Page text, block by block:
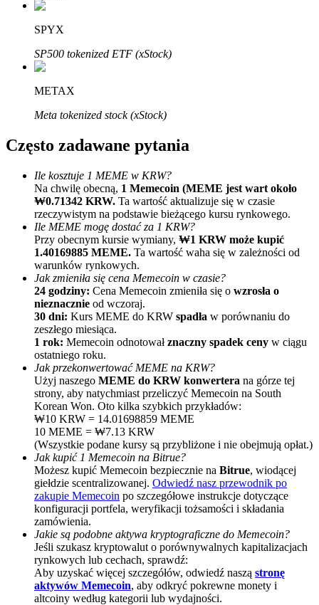
Afiliaci Bitrue
Aż do 65% prowizji!
Polecaj
Zaproś przyjaciela, aby otrzymać nagrody pieniężne
Deposit CASHCAT & Win
Deposit CASHCAT & Win
Share 500000 CASHCAT prize pool
Exclusive for BitMart Users
Register & Trade to Win 500,000 USDT
SPYX
SP500 tokenized ETF (xStock)
METAX
Meta tokenized stock (xStock)
Często zadawane pytania
Ile kosztuje 1 MEME w KRW?
Na chwilę obecną, 1 Memecoin (MEME jest wart około
₩0.71342 KRW. Ta wartość aktualizuje się w czasie
rzeczywistym na podstawie bieżącego kursu rynkowego.
Ile MEME mogę dostać za 1 KRW?
Przy obecnym kursie wymiany, ₩1 KRW może kupić
1.40169885 MEME. Ta wartość waha się w zależności od
warunków rynkowych.
Jak zmieniła się cena Memecoin w czasie?
24 godziny: Cena Memecoin zmieniła się o wzrosła o
nieznacznie od wczoraj.
30 dni: Kurs MEME do KRW spadła w porównaniu do
zeszłego miesiąca.
1 rok: Memecoin odnotowałznaczny spadek ceny w ciągu
ostatniego roku.
Jak przekonwertować MEME na KRW?
Użyj naszego MEME do KRW konwertera na górze tej
strony, aby natychmiast przeliczyć Memecoin na South
Korean Won. Oto kilka szybkich przykładów:
₩10 KRW = 14.01698859 MEME
10 MEME = ₩7.13 KRW
(Wszystkie podane kursy są przybliżone i nie obejmują opłat.)
Jak kupić 1 Memecoin na Bitrue?
Możesz kupić Memecoin bezpiecznie na Bitrue, wiodącej
giełdzie scentralizowanej. Odwiedź nasz przewodnik po
zakupie Memecoin po szczegółowe instrukcje dotyczące
konfiguracji portfela, weryfikacji tożsamości i składania
zamówienia.
Jakie są podobne aktywa kryptograficzne do Memecoin?
Jeśli szukasz kryptowalut o porównywalnych kapitalizacjach
rynkowych lub cechach, sprawdź:
Aby uzyskać więcej szczegółów, odwiedź naszą stronę
aktywów Memecoin, aby odkryć pokrewne monety i
altcoiny według kategorii lub wydajności.